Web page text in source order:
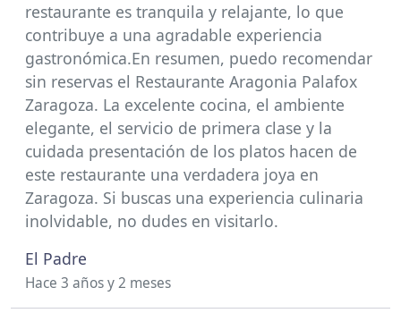
restaurante es tranquila y relajante, lo que
contribuye a una agradable experiencia
gastronómica.En resumen, puedo recomendar
sin reservas el Restaurante Aragonia Palafox
Zaragoza. La excelente cocina, el ambiente
elegante, el servicio de primera clase y la
cuidada presentación de los platos hacen de
este restaurante una verdadera joya en
Zaragoza. Si buscas una experiencia culinaria
inolvidable, no dudes en visitarlo.
El Padre
Hace 3 años y 2 meses